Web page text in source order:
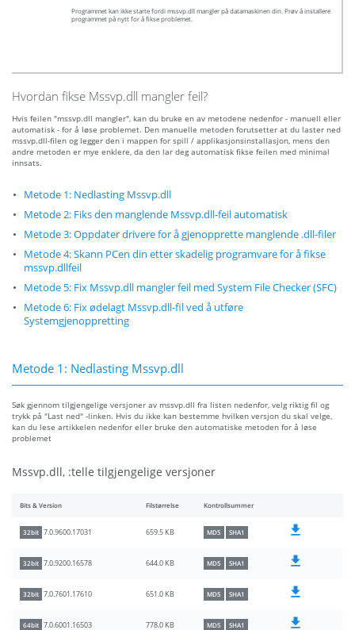
Programmet kan ikke starte fordi mssvp.dll mangler på datamaskinen din. Prøv å installere
programmet på nytt for å fikse problemet.
Hvordan fikse Mssvp.dll mangler feil?
Hvis feilen "mssvp.dll mangler", kan du bruke en av metodene nedenfor - manuell eller
automatisk - for å løse problemet. Den manuelle metoden forutsetter at du laster ned
mssvp.dll-filen og legger den i mappen for spill / applikasjonsinstallasjon, mens den
andre metoden er mye enklere, da den lar deg automatisk fikse feilen med minimal
innsats.
Metode 1: Nedlasting Mssvp.dll
Metode 2: Fiks den manglende Mssvp.dll-feil automatisk
Metode 3: Oppdater drivere for å gjenopprette manglende .dll-filer
Metode 4: Skann PCen din etter skadelig programvare for å fikse
mssvp.dllfeil
Metode 5: Fix Mssvp.dll mangler feil med System File Checker (SFC)
Metode 6: Fix ødelagt Mssvp.dll-fil ved å utføre
Systemgjenoppretting
Metode 1: Nedlasting Mssvp.dll
Søk gjennom tilgjengelige versjoner av mssvp.dll fra listen nedenfor, velg riktig fil og
trykk på "Last ned" -linken. Hvis du ikke kan bestemme hvilken versjon du skal velge,
kan du lese artikkelen nedenfor eller bruke den automatiske metoden for å løse
problemet
Mssvp.dll, :telle tilgjengelige versjoner
Bits & Version Filstørrelse Kontrollsummer
32bit 7.0.9600.17031 659.5 KB MD5 SHA1
32bit 7.0.9200.16578 644.0 KB MD5 SHA1
32bit 7.0.7601.17610 651.0 KB MD5 SHA1
64bit 7.0.6001.16503 778.0 KB MD5 SHA1